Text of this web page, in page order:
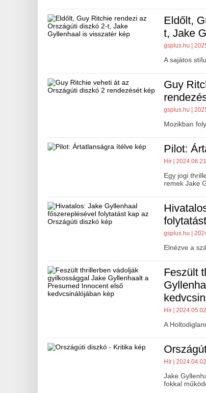
Eldőlt,
t, Jake
gsplus.hu |
A sajátos
Guy
gsplus.hu |
Mozikban
Pilot:
Hír |
Egy jogi
remek Jake
gsplus.hu |
Elnézve a
Feszült
Hír |
A
Hír |
Jake
fokkal